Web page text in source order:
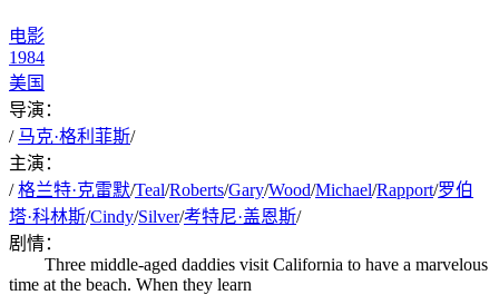
电影
1984
美国
导演：
/ 马克·格利菲斯/
主演：
/ 格兰特·克雷默/Teal/Roberts/Gary/Wood/Michael/Rapport/罗伯
塔·科林斯/Cindy/Silver/考特尼·盖恩斯/
剧情：
Three middle-aged daddies visit California to have a marvelous
time at the beach. When they learn